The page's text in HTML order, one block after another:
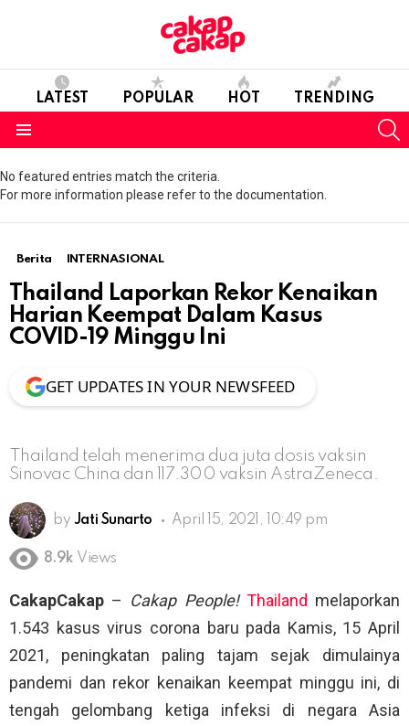
LATEST POPULAR HOT TRENDING
No featured entries match the criteria.
For more information please refer to the documentation.
Berita INTERNASIONAL
Thailand Laporkan Rekor Kenaikan
Harian Keempat Dalam Kasus
COVID-19 Minggu Ini
GET UPDATES IN YOUR NEWSFEED
Thailand telah menerima dua juta dosis vaksin
Sinovac China dan 117.300 vaksin AstraZeneca.
by Jati Sunarto April 15, 2021, 10:49 pm
8.9k Views
CakapCakap – Cakap People! Thailand melaporkan
1.543 kasus virus corona baru pada Kamis, 15 April
2021, peningkatan paling tajam sejak dimulainya
pandemi dan rekor kenaikan keempat minggu ini, di
tengah gelombang ketiga infeksi di negara Asia